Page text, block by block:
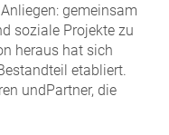
gemeinsam
soziale Projekte zu
heraus hat sich
etabliert.
undPartner, die